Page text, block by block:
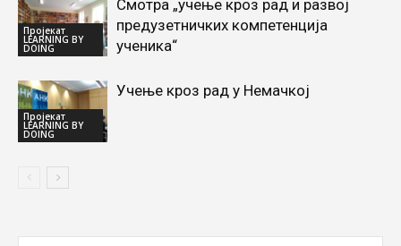
Пројекат
LEARNING BY
DOING
Смотра „учење кроз рад и развој
предузетничких компетенција
ученика“
Пројекат
LEARNING BY
DOING
Учење кроз рад у Немачкој